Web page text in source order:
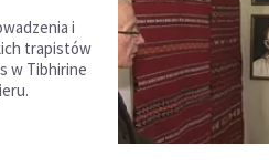
i
trapistów
w Tibhirine